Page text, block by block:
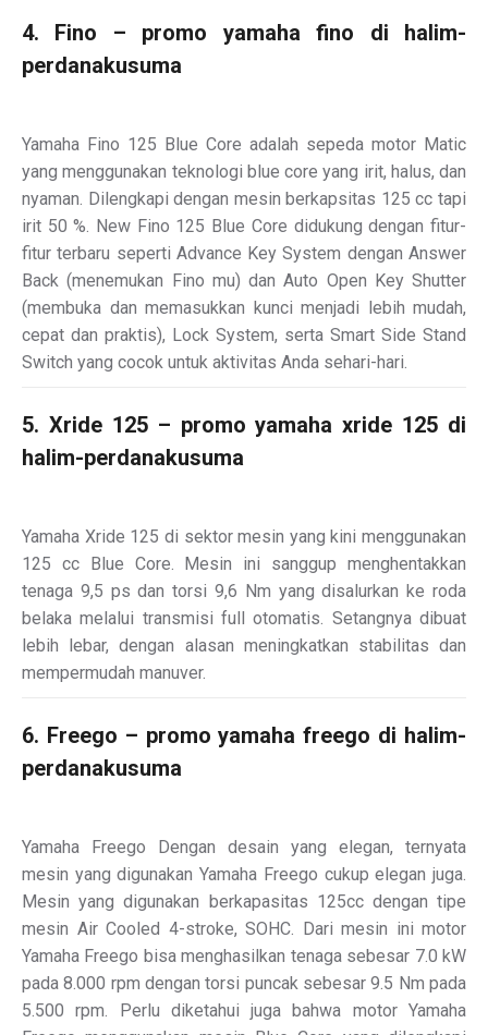
4. Fino – promo yamaha fino di halim-
perdanakusuma
Yamaha Fino 125 Blue Core adalah sepeda motor Matic
yang menggunakan teknologi blue core yang irit, halus, dan
nyaman. Dilengkapi dengan mesin berkapsitas 125 cc tapi
irit 50 %. New Fino 125 Blue Core didukung dengan fitur-
fitur terbaru seperti Advance Key System dengan Answer
Back (menemukan Fino mu) dan Auto Open Key Shutter
(membuka dan memasukkan kunci menjadi lebih mudah,
cepat dan praktis), Lock System, serta Smart Side Stand
Switch yang cocok untuk aktivitas Anda sehari-hari.
5. Xride 125 – promo yamaha xride 125 di
halim-perdanakusuma
Yamaha Xride 125 di sektor mesin yang kini menggunakan
125 cc Blue Core. Mesin ini sanggup menghentakkan
tenaga 9,5 ps dan torsi 9,6 Nm yang disalurkan ke roda
belaka melalui transmisi full otomatis. Setangnya dibuat
lebih lebar, dengan alasan meningkatkan stabilitas dan
mempermudah manuver.
6. Freego – promo yamaha freego di halim-
perdanakusuma
Yamaha Freego Dengan desain yang elegan, ternyata
mesin yang digunakan Yamaha Freego cukup elegan juga.
Mesin yang digunakan berkapasitas 125cc dengan tipe
mesin Air Cooled 4-stroke, SOHC. Dari mesin ini motor
Yamaha Freego bisa menghasilkan tenaga sebesar 7.0 kW
pada 8.000 rpm dengan torsi puncak sebesar 9.5 Nm pada
5.500 rpm. Perlu diketahui juga bahwa motor Yamaha